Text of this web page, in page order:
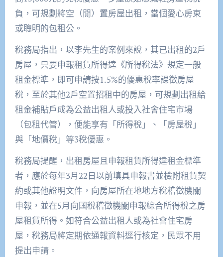
負，可規劃將空（閒）置房屋出租，當個愛心房東
或聰明的包租公。
稅務局指出，以李先生的案例來說，其已出租的2戶
房屋，只要申報租賃所得達《所得稅法》規定一般
租金標準，即可申請按1.5%的優惠稅率課徵房屋
稅，至於其他2戶空置招租中的房屋，可規劃出租給
租金補貼戶成為公益出租人或投入社會住宅市場
（包租代管），便能享有「所得稅」、「房屋稅」
與「地價稅」等3稅優惠。
稅務局提醒，出租房屋且申報租賃所得達租金標準
者，應於每年3月22日以前填具申報書並檢附租賃契
約或其他證明文件，向房屋所在地地方稅稽徵機關
申報，並在5月向國稅稽徵機關申報綜合所得稅之房
屋租賃所得。如符合公益出租人或為社會住宅房
屋，稅務局將定期依通報資料逕行核定，民眾不用
提出申請。